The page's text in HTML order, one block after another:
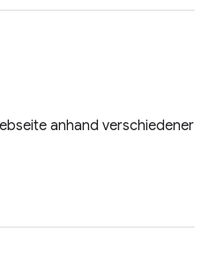
anhand verschiedener